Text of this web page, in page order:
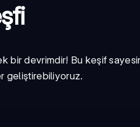
bir devrimdir! Bu keşif
geliştirebiliyoruz.